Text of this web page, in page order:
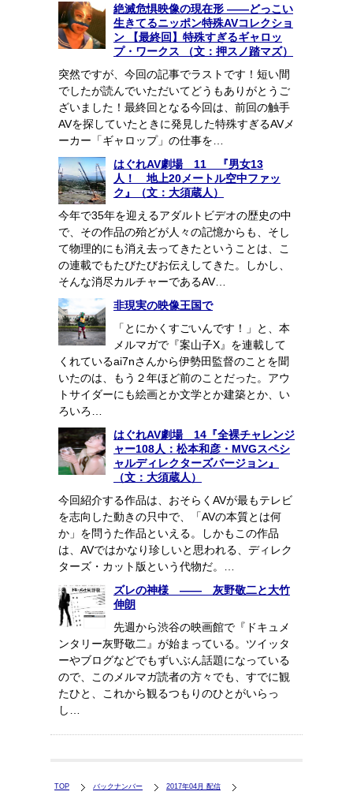
絶滅危惧映像の現在形 ――どっこい
生きてるニッポン特殊AVコレクショ
ン 【最終回】特殊すぎるギャロッ
プ・ワークス （文：押スノ踏マズ）
突然ですが、今回の記事でラストです！短い間
でしたが読んでいただいてどうもありがとうご
ざいました！最終回となる今回は、前回の触手
AVを探していたときに発見した特殊すぎるAVメ
ーカー「ギャロップ」の仕事を…
はぐれAV劇場 11 『男女13
人！ 地上20メートル空中ファッ
ク』（文：大須蔵人）
今年で35年を迎えるアダルトビデオの歴史の中
で、その作品の殆どが人々の記憶からも、そし
て物理的にも消え去ってきたということは、こ
の連載でもたびたびお伝えしてきた。しかし、
そんな消尽カルチャーであるAV…
非現実の映像王国で
「とにかくすごいんです！」と、本
メルマガで『案山子X』を連載して
くれているai7nさんから伊勢田監督のことを聞
いたのは、もう２年ほど前のことだった。アウ
トサイダーにも絵画とか文学とか建築とか、い
ろいろ…
はぐれAV劇場 14『全裸チャレンジ
ャー108人：松本和彦・MVGスペシ
ャルディレクターズバージョン』
（文：大須蔵人）
今回紹介する作品は、おそらくAVが最もテレビ
を志向した動きの只中で、「AVの本質とは何
か」を問うた作品といえる。しかもこの作品
は、AVではかなり珍しいと思われる、ディレク
ターズ・カット版という代物だ。…
ズレの神様 ―― 灰野敬二と大竹
伸朗
先週から渋谷の映画館で『ドキュメ
ンタリー灰野敬二』が始まっている。ツイッタ
ーやブログなどでもずいぶん話題になっている
ので、このメルマガ読者の方々でも、すでに観
たひと、これから観るつもりのひとがいらっ
し…
TOP バックナンバー 2017年04月 配信